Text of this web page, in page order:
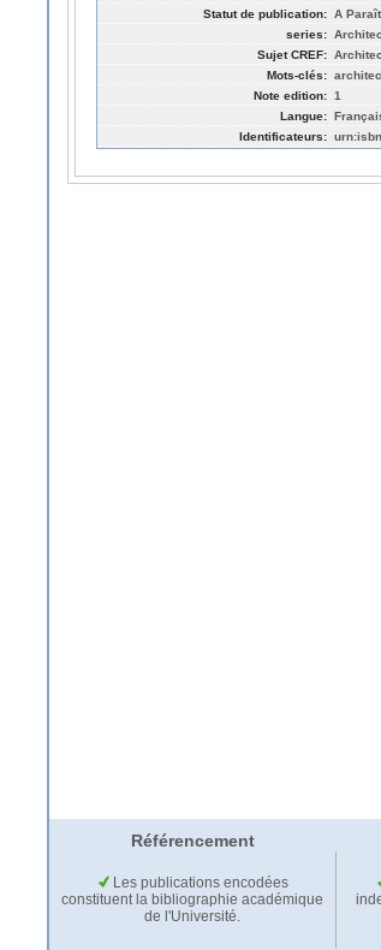
Statut de publication: A
series:
Sujet CREF:
Mots-clés:
Note edition: 1
Langue:
Identificateurs:
Référencement
Les publications encodées
constituent la bibliographie académique
de l'Université.